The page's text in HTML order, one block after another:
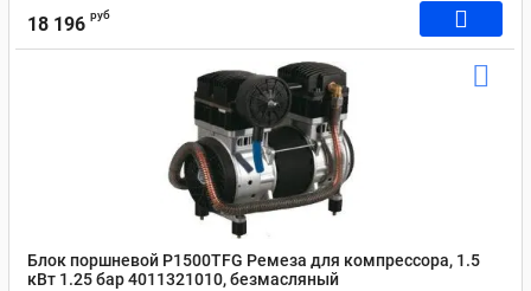
18 196 руб
Блок поршневой P1500TFG Ремеза для компрессора, 1.5
кВт 1.25 бар 4011321010, безмасляный